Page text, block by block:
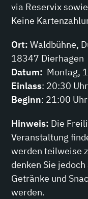
via Reservix
Keine
Ort:Waldbühne,
18347 Dierhagen
Datum: Montag,
Einlass: 20:30 Uhr
Beginn: 21:00 Uhr
Hinweis: Die
Veranstaltung
werden teilweise
denken Sie
Getränke und
werden.